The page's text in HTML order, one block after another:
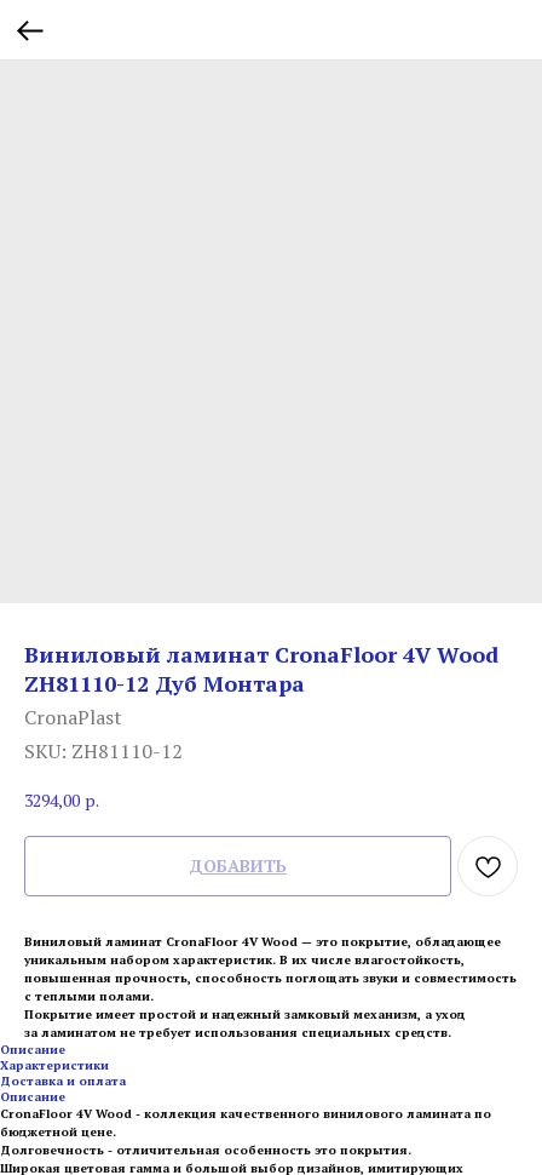
Виниловый ламинат CronaFloor 4V Wood
ZH81110-12 Дуб Монтара
CronaPlast
SKU: ZH81110-12
3294,00 р.
ДОБАВИТЬ
Виниловый ламинат CronaFloor 4V Wood — это покрытие, обладающее
уникальным набором характеристик. В их числе влагостойкость,
повышенная прочность, способность поглощать звуки и совместимость
с теплыми полами.
Покрытие имеет простой и надежный замковый механизм, а уход
за ламинатом не требует использования специальных средств.
Описание
Характеристики
Доставка и оплата
Описание
CronaFloor 4V Wood - коллекция качественного винилового ламината по
бюджетной цене.
Долговечность - отличительная особенность это покрытия.
Широкая цветовая гамма и большой выбор дизайнов, имитирующих